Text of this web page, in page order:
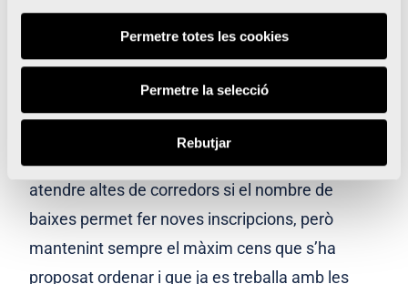
Permetre totes les cookies
Permetre la selecció
Rebutjar
Noves inscripcions per a Marató
unaLlista d’esperaamb la intenció de poder
atendre altes de corredors si el nombre de
baixes permet fer noves inscripcions, però
mantenint sempre el màxim cens que s’ha
proposat ordenar i que ja es treballa amb les